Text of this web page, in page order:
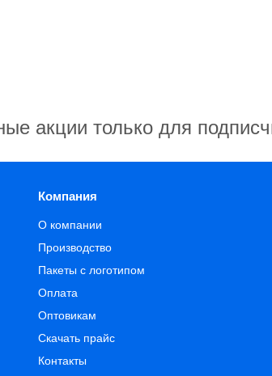
акции только для
Компания
О компании
Производство
Пакеты с логотипом
Оплата
Оптовикам
Скачать прайс
Контакты